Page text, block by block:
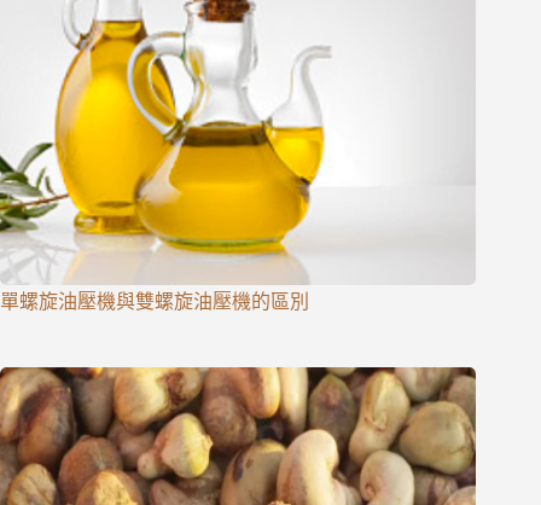
單螺旋油壓機與雙螺旋油壓機的區別